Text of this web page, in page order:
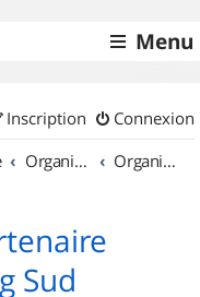
Menu
Connexion
Inscription
Organisation de sorties & Recherche de partenaires Organisation de sorties au Luxembourg
Sud